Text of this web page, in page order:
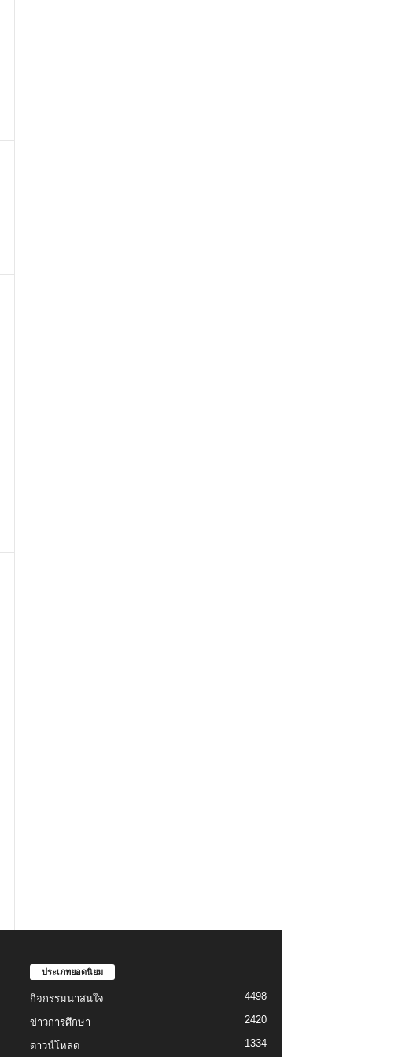
ประเภทยอดนิยม
กิจกรรมน่าสนใจ 4498
ข่าวการศึกษา 2420
ดาวน์โหลด 1334